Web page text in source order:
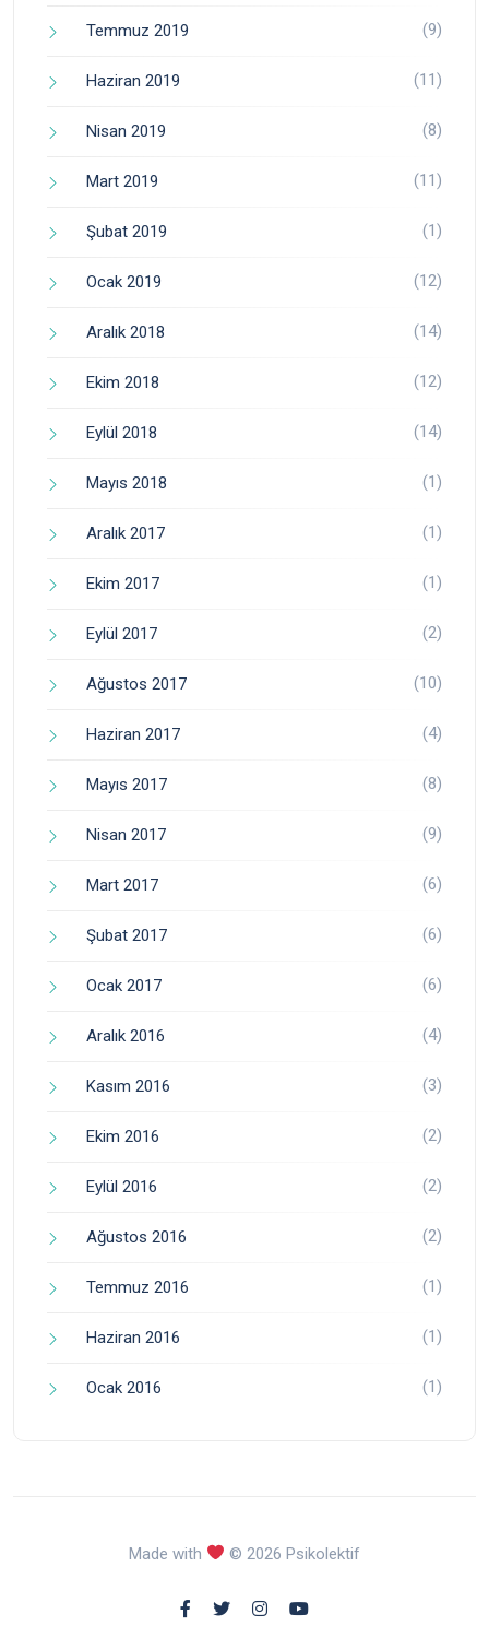
Temmuz 2019 (9)
Haziran 2019 (11)
Nisan 2019 (8)
Mart 2019 (11)
Şubat 2019 (1)
Ocak 2019 (12)
Aralık 2018 (14)
Ekim 2018 (12)
Eylül 2018 (14)
Mayıs 2018 (1)
Aralık 2017 (1)
Ekim 2017 (1)
Eylül 2017 (2)
Ağustos 2017 (10)
Haziran 2017 (4)
Mayıs 2017 (8)
Nisan 2017 (9)
Mart 2017 (6)
Şubat 2017 (6)
Ocak 2017 (6)
Aralık 2016 (4)
Kasım 2016 (3)
Ekim 2016 (2)
Eylül 2016 (2)
Ağustos 2016 (2)
Temmuz 2016 (1)
Haziran 2016 (1)
Ocak 2016 (1)
Made with © 2026 Psikolektif